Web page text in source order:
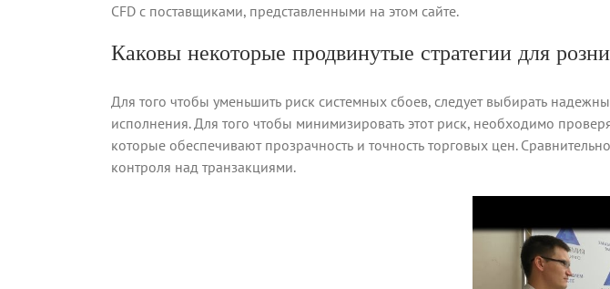
CFD с поставщиками, представленными на этом сайте.
Каковы некоторые продвинутые стратегии для
Для того чтобы уменьшить риск системных сбоев, следует выбирать
исполнения. Для того чтобы минимизировать этот риск, необходимо
которые обеспечивают прозрачность и точность торговых цен.
контроля над транзакциями.